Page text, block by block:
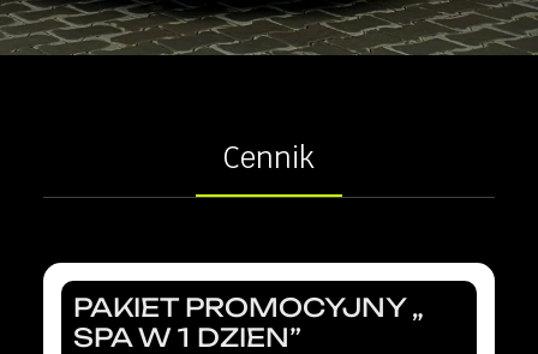
Cennik
PAKIET PROMOCYJNY „
SPA W 1 DZIEN”